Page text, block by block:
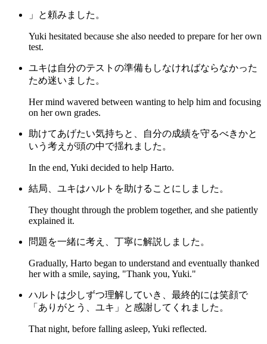
」と頼みました。
Yuki hesitated because she also needed to prepare for her own
test.
ユキは自分のテストの準備もしなければならなかった
ため迷いました。
Her mind wavered between wanting to help him and focusing
on her own grades.
助けてあげたい気持ちと、自分の成績を守るべきかと
いう考えが頭の中で揺れました。
In the end, Yuki decided to help Harto.
結局、ユキはハルトを助けることにしました。
They thought through the problem together, and she patiently
explained it.
問題を一緒に考え、丁寧に解説しました。
Gradually, Harto began to understand and eventually thanked
her with a smile, saying, "Thank you, Yuki."
ハルトは少しずつ理解していき、最終的には笑顔で
「ありがとう、ユキ」と感謝してくれました。
That night, before falling asleep, Yuki reflected.